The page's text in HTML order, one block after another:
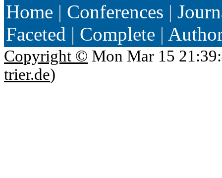
Home | Conferences |
Faceted | Complete |
Copyright © Mon Mar 15
trier.de)